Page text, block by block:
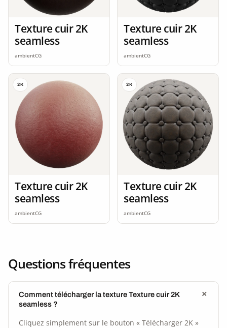
Texture cuir 2K
seamless
ambientCG
Texture cuir 2K
seamless
ambientCG
2K
Texture cuir 2K
seamless
ambientCG
2K
Texture cuir 2K
seamless
ambientCG
Questions fréquentes
Comment télécharger la texture Texture cuir 2K
seamless ?
Cliquez simplement sur le bouton « Télécharger 2K »